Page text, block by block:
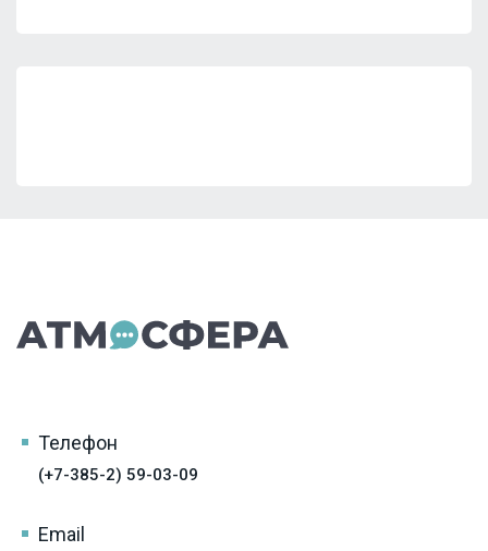
Телефон
(+7-385-2) 59-03-09
Email